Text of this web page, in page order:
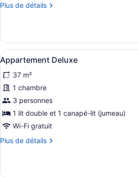
chambre :
Plus de détails
Plus
Chambre
Deluxe
Afficher
toutes
les
photos
pour
ce
type
chambre :
Une
10
Appartement Deluxe
37 m²
1 chambre
3 personnes
1 lit double et 1 canapé-lit (jumeau)
Wi-Fi gratuit
Plus de détails
Plus